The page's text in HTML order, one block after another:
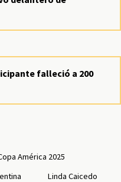
falleció a 200
América 2025
Linda Caicedo